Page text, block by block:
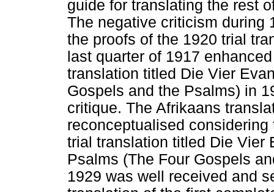
guide for translating the rest
The negative criticism during
the proofs of the 1920 trial
last quarter of 1917
translation titled Die Vier
Gospels and the Psalms) in
critique. The Afrikaans
reconceptualised
trial translation titled Die Vier
Psalms (The Four Gospels
1929 was well received and